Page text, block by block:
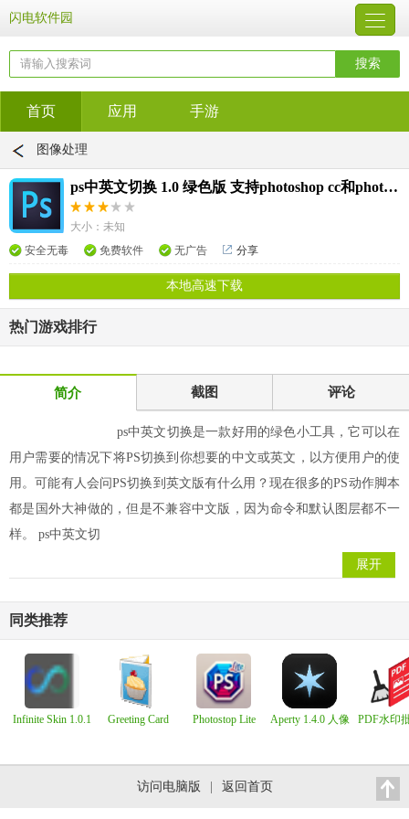
闪电软件园
首页 应用 手游
图像处理
ps中英文切换 1.0 绿色版 支持photoshop cc和photoshop cs6
大小：未知
安全无毒
免费软件 无广告 分享
本地高速下载
热门游戏排行
简介 截图 评论
ps中英文切换是一款好用的绿色小工具，它可以在
用户需要的情况下将PS切换到你想要的中文或英文，以方便用户的使
用。可能有人会问PS切换到英文版有什么用？现在很多的PS动作脚本
都是国外大神做的，但是不兼容中文版，因为命令和默认图层都不一
样。 ps中英文切
展开
同类推荐
Infinite Skin 1.0.1
Greeting Card
Photostop Lite
Aperty 1.4.0 人像
PDF水印
访问电脑版 返回首页